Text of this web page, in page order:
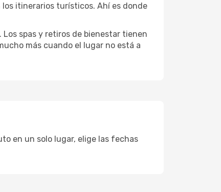
los itinerarios turísticos. Ahí es donde
Los spas y retiros de bienestar tienen
más cuando el lugar no está a
en un solo lugar, elige las fechas